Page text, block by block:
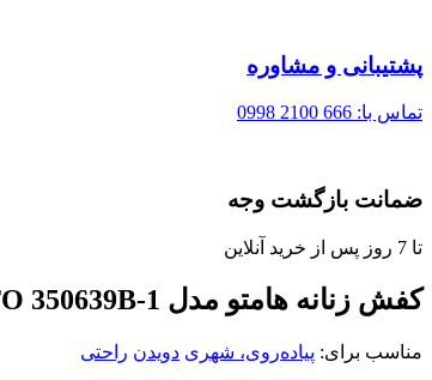
پشتیبانی و مشاوره
تماس با: 666 2100 0998
ضمانت بازگشت وجه
تا 7 روز پس از خرید آنلاین
کفش زنانه هامتو مدل HUMTTO 350639B-1
مناسب برای: پیاده‌روی، شهری دویدن راحتی